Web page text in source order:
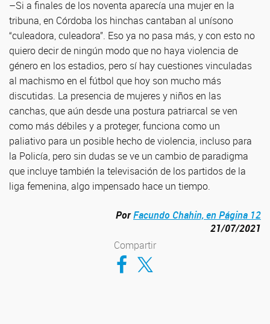
–Si a finales de los noventa aparecía una mujer en la
tribuna, en Córdoba los hinchas cantaban al unísono
“culeadora, culeadora”. Eso ya no pasa más, y con esto no
quiero decir de ningún modo que no haya violencia de
género en los estadios, pero sí hay cuestiones vinculadas
al machismo en el fútbol que hoy son mucho más
discutidas. La presencia de mujeres y niños en las
canchas, que aún desde una postura patriarcal se ven
como más débiles y a proteger, funciona como un
paliativo para un posible hecho de violencia, incluso para
la Policía, pero sin dudas se ve un cambio de paradigma
que incluye también la televisación de los partidos de la
liga femenina, algo impensado hace un tiempo.
PorFacundo Chahin, en Página 12
21/07/2021
Compartir
Compartir en Facebook
Compartir en Twitter